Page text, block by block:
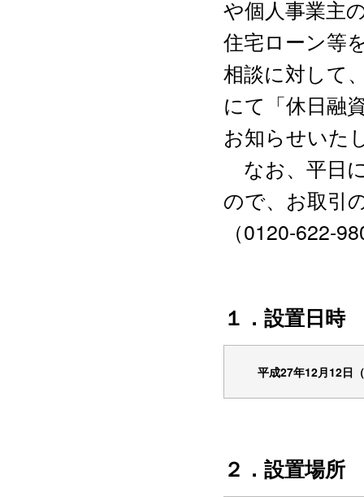
や個人事業主
住宅ローン等
相談に対して
にて「休日融
お知らせいた
なお、平日
ので、お取引
（
１．設置日時
平成27年12月12日
２．設置場所